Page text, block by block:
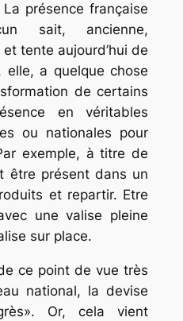
présence française
sait, ancienne,
tente aujourd’hui de
elle, a quelque chose
de certains
en véritables
ou nationales pour
exemple, à titre de
être présent dans un
et repartir. Etre
une valise pleine
sur place.
ce point de vue très
national, la devise
. Or, cela vient